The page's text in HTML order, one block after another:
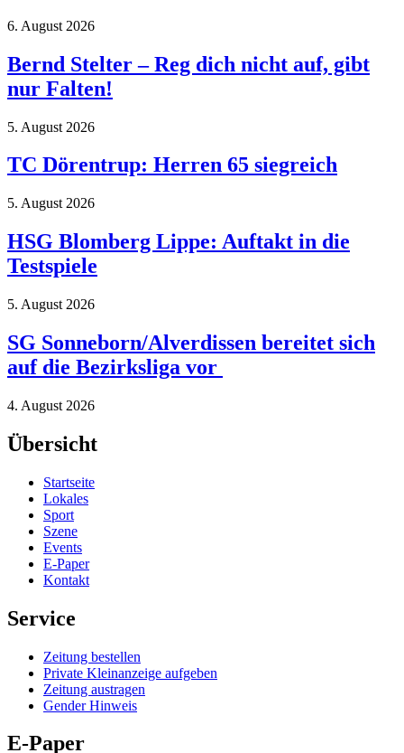
6. August 2026
Bernd Stelter – Reg dich nicht auf, gibt
nur Falten!
5. August 2026
TC Dörentrup: Herren 65 siegreich
5. August 2026
HSG Blomberg Lippe: Auftakt in die
Testspiele
5. August 2026
SG Sonneborn/Alverdissen bereitet sich
auf die Bezirksliga vor
4. August 2026
Übersicht
Startseite
Lokales
Sport
Szene
Events
E-Paper
Kontakt
Service
Zeitung bestellen
Private Kleinanzeige aufgeben
Zeitung austragen
Gender Hinweis
E-Paper